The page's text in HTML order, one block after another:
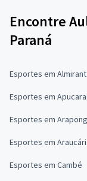
Encontre
Paraná
Esportes em
Esportes em
Esportes em
Esportes em
Esportes em Cambé